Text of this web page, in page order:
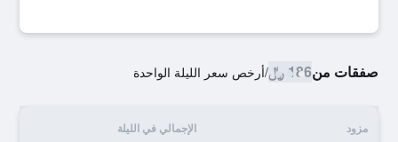
صفقات من186 ﷼ /أرخص سعر الليلة الواحدة
مزود الإجمالي في الليلة